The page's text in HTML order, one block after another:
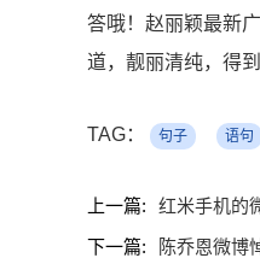
答哦！赵丽颖最新
道，靓丽清纯，得
TAG： 句子 语句
上一篇:
红米手机的
下一篇:
陈乔恩微博